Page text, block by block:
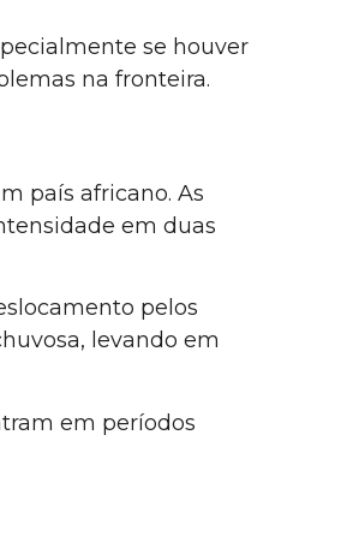
se houver
na fronteira.
país africano. As
em duas
pelos
levando em
em períodos